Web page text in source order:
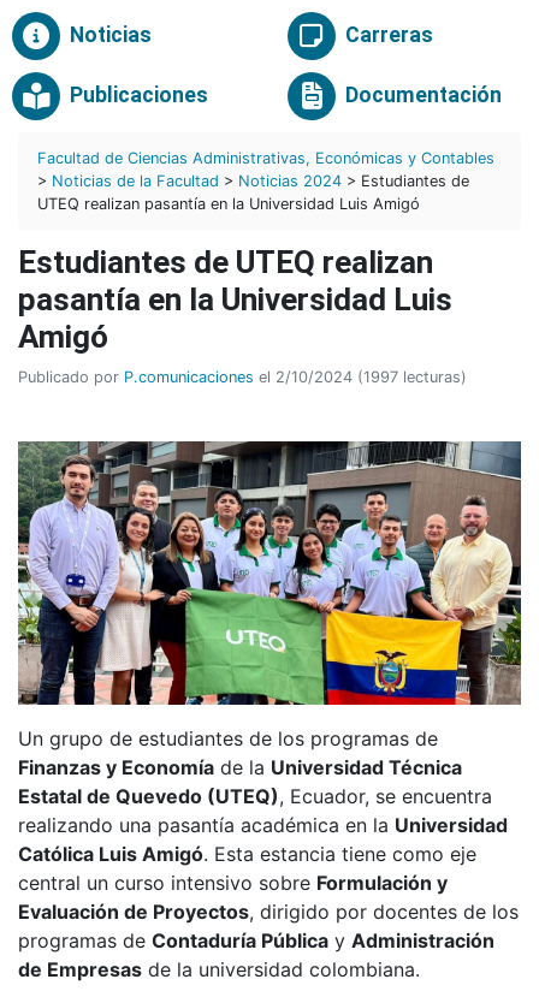
Noticias Carreras
Publicaciones Documentación
Facultad de Ciencias Administrativas, Económicas y Contables
> Noticias de la Facultad > Noticias 2024 > Estudiantes de
UTEQ realizan pasantía en la Universidad Luis Amigó
Estudiantes de UTEQ realizan
pasantía en la Universidad Luis
Amigó
Publicado por P.comunicaciones el 2/10/2024 (1997 lecturas)
Un grupo de estudiantes de los programas de
Finanzas y Economía de la Universidad Técnica
Estatal de Quevedo (UTEQ), Ecuador, se encuentra
realizando una pasantía académica en la Universidad
Católica Luis Amigó. Esta estancia tiene como eje
central un curso intensivo sobre Formulación y
Evaluación de Proyectos, dirigido por docentes de los
programas de Contaduría Pública y Administración
de Empresas de la universidad colombiana.